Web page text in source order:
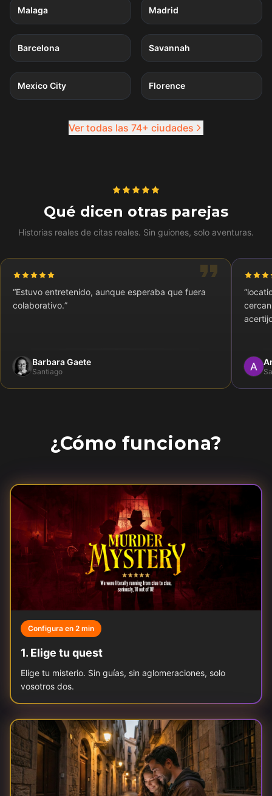
Malaga Madrid
4 quests
Barcelona
4 quests
Savannah
4 quests
Mexico City
4 quests
Florence
Ver todas las 74+ ciudades
Qué dicen otras parejas
Historias reales de citas reales. Sin guiones, solo aventuras.
“Estuvo entretenido, aunque esperaba que fuera
colaborativo.”
Barbara Gaete
Santiago
“
¿Cómo funciona?
Configura en 2 min
1. Elige tu quest
Elige tu misterio. Sin guías, sin aglomeraciones, solo
vosotros dos.